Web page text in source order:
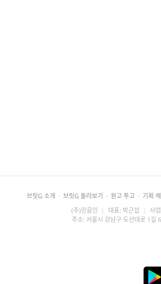
브릿G 소개 · 브릿G 둘러보기 · 원고 투고 · 기획
(주)민음인 | 대표: 박근섭 | 사
주소: 서울시 강남구 도산대로 1길